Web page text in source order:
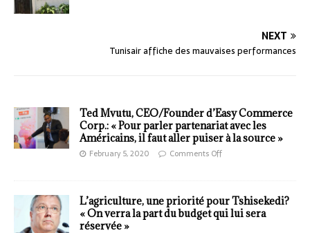
NEXT
Tunisair affiche des mauvaises performances
Ted Mvutu, CEO/Founder d’Easy Commerce
Corp.: « Pour parler partenariat avec les
Américains, il faut aller puiser à la source »
February 5, 2020 Comments Off
L’agriculture, une priorité pour Tshisekedi?
« On verra la part du budget qui lui sera
réservée »